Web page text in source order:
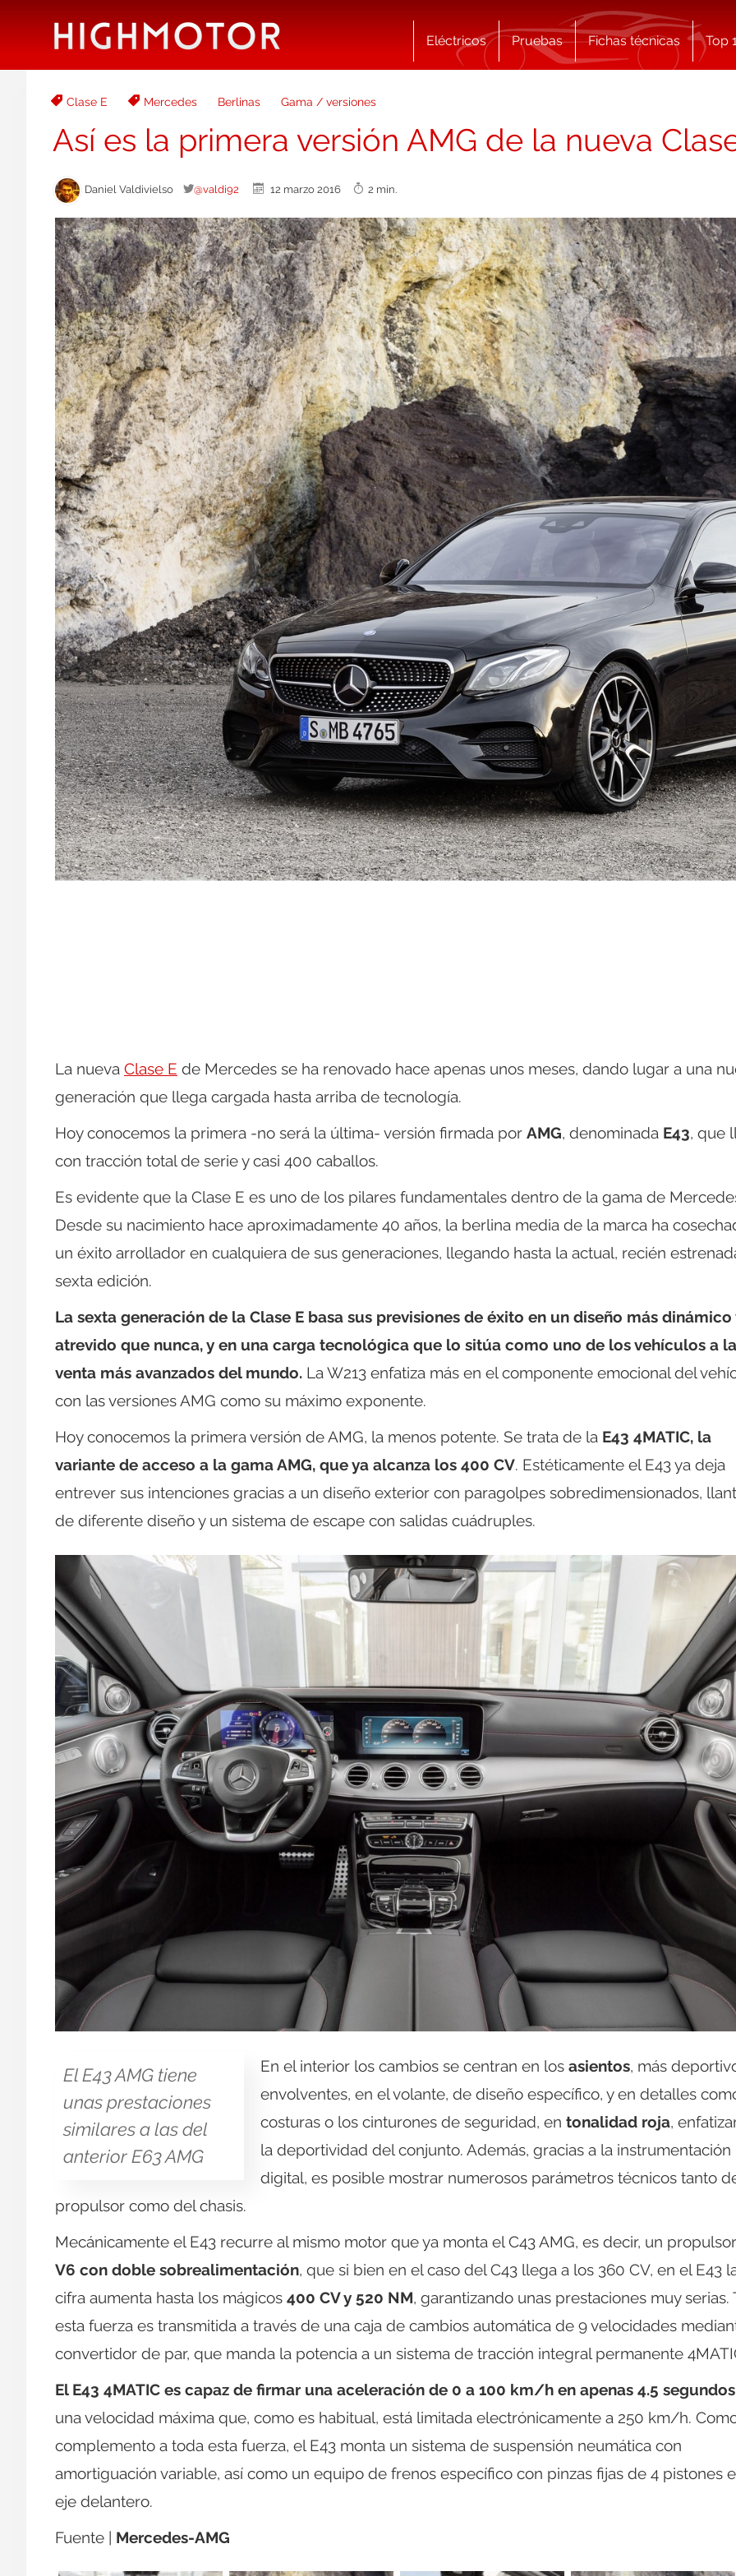
Eléctricos Pruebas Fichas técnicas Top
Clase E Mercedes Berlinas Gama / versiones
Así es la primera versión AMG de la nueva
Daniel Valdivielso @valdi92 12 marzo 2016 2 min.
La nueva Clase E de Mercedes se ha renovado hace apenas unos meses, dando lugar a una
generación que llega cargada hasta arriba de tecnología.
Hoy conocemos la primera -no será la última- versión firmada por AMG, denominada E43, que
con tracción total de serie y casi 400 caballos.
Es evidente que la Clase E es uno de los pilares fundamentales dentro de la gama de
Desde su nacimiento hace aproximadamente 40 años, la berlina media de la marca ha
un éxito arrollador en cualquiera de sus generaciones, llegando hasta la actual, recién
sexta edición.
La sexta generación de la Clase E basa sus previsiones de éxito en un diseño más dinámico
atrevido que nunca, y en una carga tecnológica que lo sitúa como uno de los vehículos a la
venta más avanzados del mundo. La W213 enfatiza más en el componente emocional del
con las versiones AMG como su máximo exponente.
Hoy conocemos la primera versión de AMG, la menos potente. Se trata de la E43 4MATIC, la
variante de acceso a la gama AMG, que ya alcanza los 400 CV. Estéticamente el E43 ya deja
entrever sus intenciones gracias a un diseño exterior con paragolpes sobredimensionados,
de diferente diseño y un sistema de escape con salidas cuádruples.
El E43 AMG tiene
unas prestaciones
similares a las del
anterior E63 AMG
En el interior los cambios se centran en los asientos, más
envolventes, en el volante, de diseño específico, y en detalles
costuras o los cinturones de seguridad, en tonalidad roja,
la deportividad del conjunto. Además, gracias a la instrumentación
digital, es posible mostrar numerosos parámetros técnicos tanto
propulsor como del chasis.
Mecánicamente el E43 recurre al mismo motor que ya monta el C43 AMG, es decir, un
V6 con doble sobrealimentación, que si bien en el caso del C43 llega a los 360 CV, en el E43
cifra aumenta hasta los mágicos 400 CV y 520 NM, garantizando unas prestaciones muy serias.
esta fuerza es transmitida a través de una caja de cambios automática de 9 velocidades
convertidor de par, que manda la potencia a un sistema de tracción integral permanente
El E43 4MATIC es capaz de firmar una aceleración de 0 a 100 km/h en apenas 4.5 segundos
una velocidad máxima que, como es habitual, está limitada electrónicamente a 250 km/h.
complemento a toda esta fuerza, el E43 monta un sistema de suspensión neumática con
amortiguación variable, así como un equipo de frenos específico con pinzas fijas de 4 pistones
eje delantero.
Fuente | Mercedes-AMG